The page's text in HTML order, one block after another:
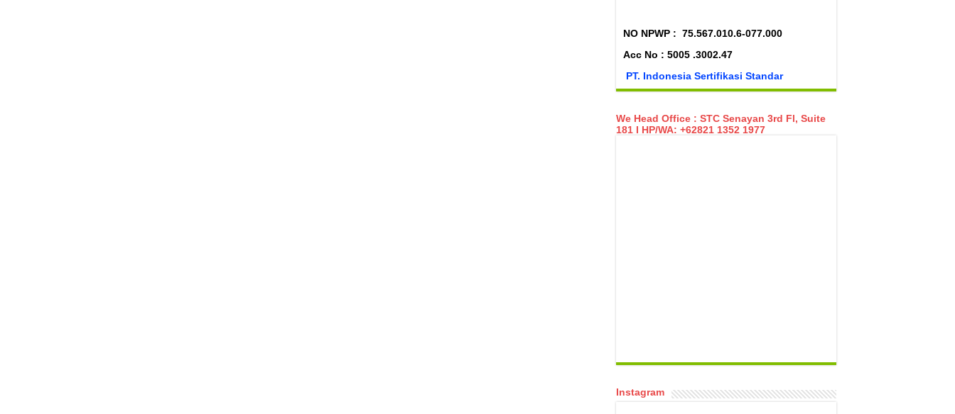
NO NPWP : 75.567.010.6-077.000
Acc No : 5005 .3002.47
PT. Indonesia Sertifikasi Standar
We Head Office : STC Senayan 3rd Fl, Suite
181 I HP/WA: +62821 1352 1977
temp mail
Instagram